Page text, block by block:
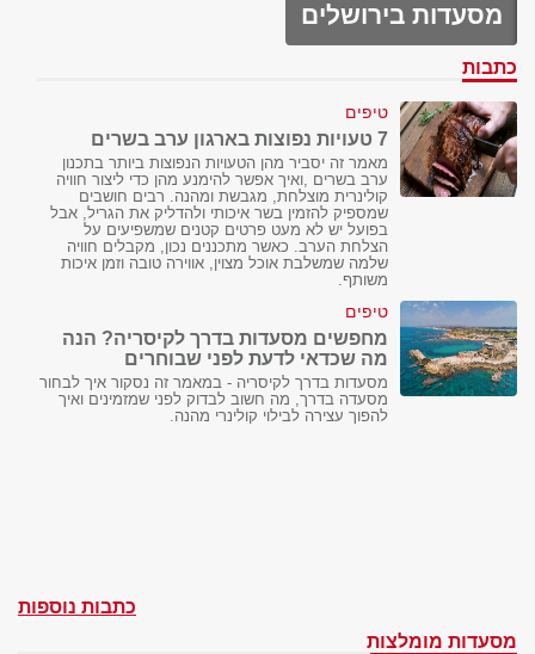
מסעדות בירושלים
כתבות
טיפים
7 טעויות נפוצות בארגון ערב בשרים
מאמר זה יסביר מהן הטעויות הנפוצות ביותר בתכנון
ערב בשרים ,ואיך אפשר להימנע מהן כדי ליצור חוויה
קולינרית מוצלחת, מגבשת ומהנה. רבים חושבים
שמספיק להזמין בשר איכותי ולהדליק את הגריל, אבל
בפועל יש לא מעט פרטים קטנים שמשפיעים על
הצלחת הערב. כאשר מתכננים נכון, מקבלים חוויה
שלמה שמשלבת אוכל מצוין, אווירה טובה וזמן איכות
משותף.
טיפים
מחפשים מסעדות בדרך לקיסריה? הנה
מה שכדאי לדעת לפני שבוחרים
מסעדות בדרך לקיסריה - במאמר זה נסקור איך לבחור
מסעדה בדרך, מה חשוב לבדוק לפני שמזמינים ואיך
להפוך עצירה לבילוי קולינרי מהנה.
כתבות נוספות
מסעדות מומלצות